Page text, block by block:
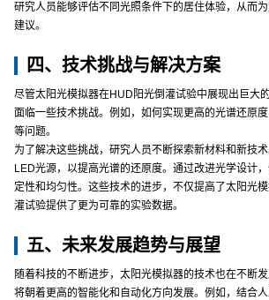
研究人员能够评估不同光照条件下的居住体验，从而
建议。
四、技术挑战与解决方案
尽管太阳光模拟器在HUD阳光倒灌试验中展现出巨大
面临一些技术挑战。例如，如何实现更高的光谱还原
等问题。
为了解决这些挑战，研究人员不断探索新材料和新技
LED光源，以提高光谱的还原度。通过改进光学设计
定性和均匀性。这些技术的进步，不仅提高了太阳光
灌试验提供了更为可靠的实验数据。
五、未来发展趋势与展望
随着科技的不断进步，太阳光模拟器的技术也在不断
将朝着更高的智能化和自动化方向发展。例如，结合